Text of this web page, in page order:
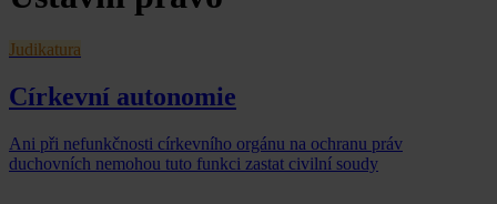
Judikatura
Církevní autonomie
Ani při nefunkčnosti církevního orgánu na ochranu práv
duchovních nemohou tuto funkci zastat civilní soudy